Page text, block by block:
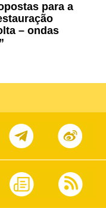
para a
– ondas